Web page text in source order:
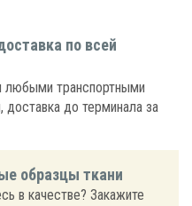
по всей
любыми транспортными
доставка до терминала за
образцы ткани
в качестве? Закажите